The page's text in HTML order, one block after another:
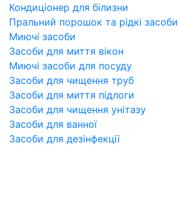
Кондиціонер для білизни
Пральний порошок та рідкі засоби
Миючі засоби
Засоби для миття вікон
Миючі засоби для посуду
Засоби для чищення труб
Засоби для миття підлоги
Засоби для чищення унітазу
Засоби для ванної
Засоби для дезінфекції